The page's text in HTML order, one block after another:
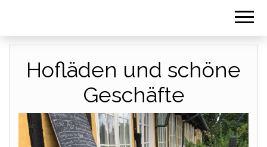
Hofläden und schöne
Geschäfte